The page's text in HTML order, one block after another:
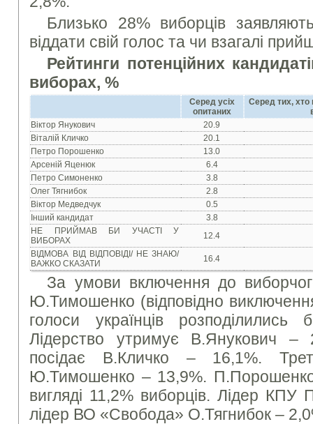
Близько 28% виборців
віддати свій голос та чи взагалі
Рейтинги потенційних
виборах, %
Серед усіх
опитаних
Серед тих, хто
Віктор Янукович
20.9
Віталій Кличко
20.1
Петро Порошенко
13.0
Арсеній Яценюк
6.4
Петро Симоненко
3.8
Олег Тягнибок
2.8
Віктор Медведчук
0.5
Інший кандидат
3.8
НЕ ПРИЙМАВ БИ УЧАСТІ У
ВИБОРАХ
12.4
ВІДМОВА ВІД ВІДПОВІДІ/ НЕ ЗНАЮ/
ВАЖКО СКАЗАТИ
16.4
За умови включення до
Ю.Тимошенко (відповідно
голоси українців
Лідерство утримує В.Янукович –
посідає В.Кличко – 16,1%.
Ю.Тимошенко – 13,9%.
вигляді 11,2% виборців. Лідер
лідер ВО «Свобода» О.Тягнибок –